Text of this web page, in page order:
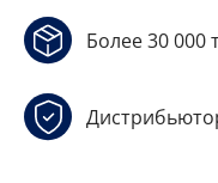
Более 30 000